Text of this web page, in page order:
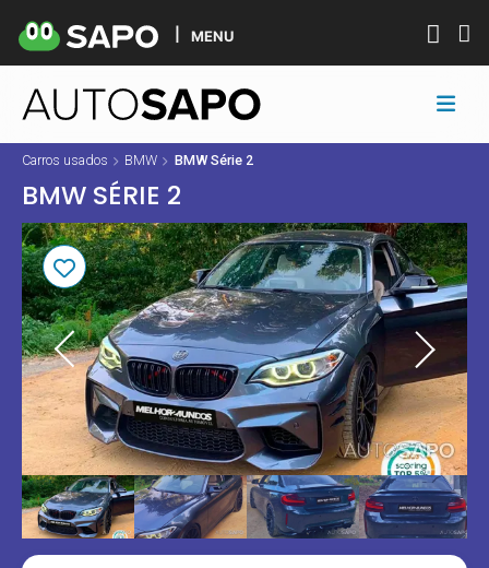
MENU
Carros usados BMW BMW Série 2
BMW SÉRIE 2